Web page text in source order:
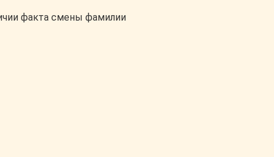
факта смены фамилии